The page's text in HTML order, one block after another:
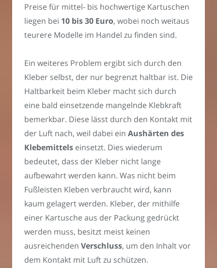
Preise für mittel- bis hochwertige Kartuschen
liegen bei 10 bis 30 Euro, wobei noch weitaus
teurere Modelle im Handel zu finden sind.
Ein weiteres Problem ergibt sich durch den
Kleber selbst, der nur begrenzt haltbar ist. Die
Haltbarkeit beim Kleber macht sich durch
eine bald einsetzende mangelnde Klebkraft
bemerkbar. Diese lässt durch den Kontakt mit
der Luft nach, weil dabei ein Aushärten des
Klebemittels einsetzt. Dies wiederum
bedeutet, dass der Kleber nicht lange
aufbewahrt werden kann. Was nicht beim
Fußleisten Kleben verbraucht wird, kann
kaum gelagert werden. Kleber, der mithilfe
einer Kartusche aus der Packung gedrückt
werden muss, besitzt meist keinen
ausreichenden Verschluss, um den Inhalt vor
dem Kontakt mit Luft zu schützen.